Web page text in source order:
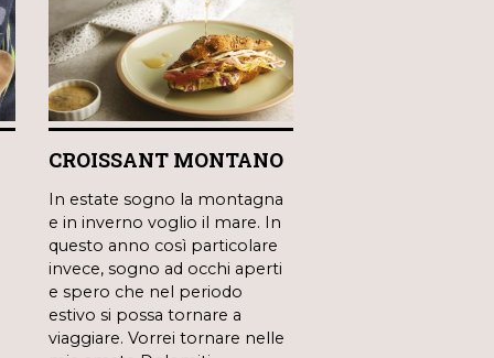
CROISSANT MONTANO
In estate sogno la montagna
e in inverno voglio il mare. In
questo anno così particolare
invece, sogno ad occhi aperti
e spero che nel periodo
estivo si possa tornare a
viaggiare. Vorrei tornare nelle